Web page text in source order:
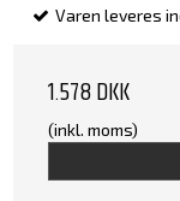
Varen leveres
1.578 DKK
(inkl. moms)